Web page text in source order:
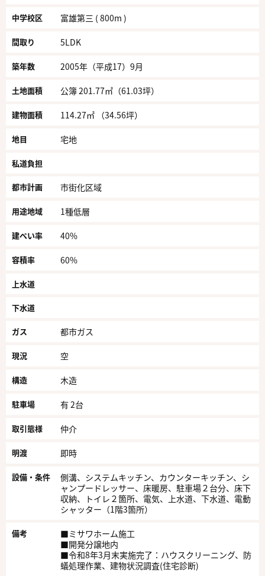
中学校区 富雄第三 ( 800m )
間取り 5LDK
築年数 2005年（平成17）9月
土地面積 公簿 201.77㎡（61.03坪）
建物面積 114.27㎡ （34.56坪）
地目 宅地
私道負担
都市計画 市街化区域
用途地域 1種低層
建ぺい率 40%
容積率 60%
上水道
下水道
ガス 都市ガス
現況 空
構造 木造
駐車場 有 2台
取引態様 仲介
明渡 即時
設備・条件
側溝、システムキッチン、カウンターキッチン、シ
ャンプードレッサー、床暖房、駐車場２台分、床下
収納、トイレ２箇所、電気、上水道、下水道、電動
シャッター（1階3箇所）
備考
■ミサワホーム施工
■開発分譲地内
■令和8年3月末実施完了：ハウスクリーニング、防
蟻処理作業、建物状況調査(住宅診断)